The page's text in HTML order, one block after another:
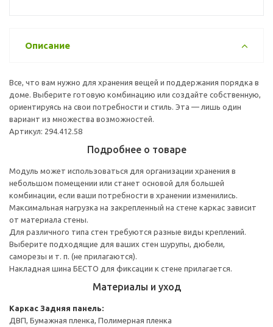
Описание
Все, что вам нужно для хранения вещей и поддержания порядка в
доме. Выберите готовую комбинацию или создайте собственную,
ориентируясь на свои потребности и стиль. Эта — лишь один
вариант из множества возможностей.
Артикул: 294.412.58
Подробнее о товаре
Модуль может использоваться для организации хранения в
небольшом помещении или станет основой для большей
комбинации, если ваши потребности в хранении изменились.
Максимальная нагрузка на закрепленный на стене каркас зависит
от материала стены.
Для различного типа стен требуются разные виды креплений.
Выберите подходящие для ваших стен шурупы, дюбели,
саморезы и т. п. (не прилагаются).
Накладная шина БЕСТО для фиксации к стене прилагается.
Материалы и уход
Каркас Задняя панель:
ДВП, Бумажная пленка, Полимерная пленка